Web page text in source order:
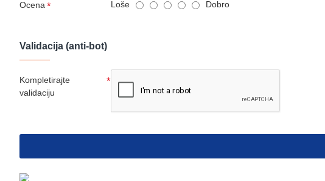
Ocena Loše Dobro
Validacija (anti-bot)
Kompletirajte
validaciju